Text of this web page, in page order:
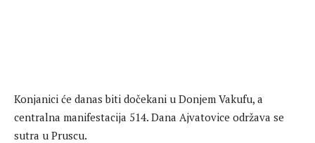
Konjanici će danas biti dočekani u Donjem Vakufu, a
centralna manifestacija 514. Dana Ajvatovice održava se
sutra u Pruscu.